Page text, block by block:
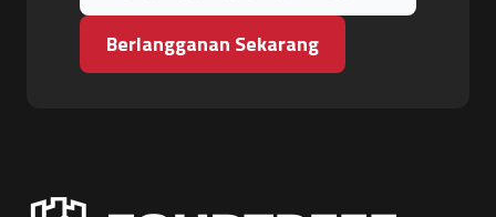
Berlangganan Sekarang